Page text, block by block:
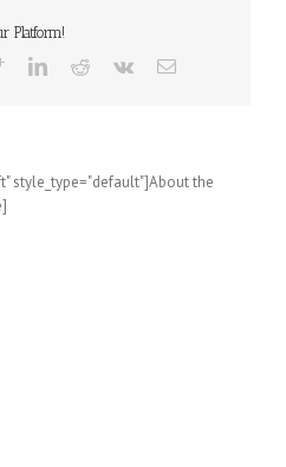
mit
Platform!
style_type="default"]About the